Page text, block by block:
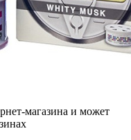
магазина и может